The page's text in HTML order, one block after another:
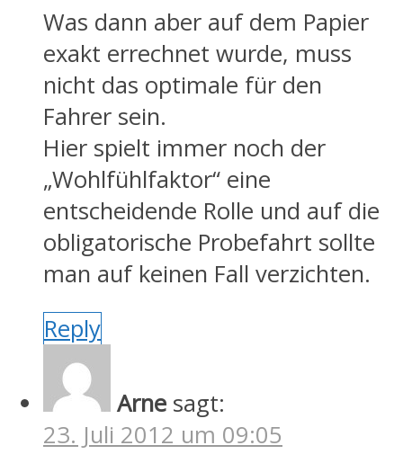
Was dann aber auf dem Papier
exakt errechnet wurde, muss
nicht das optimale für den
Fahrer sein.
Hier spielt immer noch der
„Wohlfühlfaktor“ eine
entscheidende Rolle und auf die
obligatorische Probefahrt sollte
man auf keinen Fall verzichten.
Reply
Arne sagt:
23. Juli 2012 um 09:05